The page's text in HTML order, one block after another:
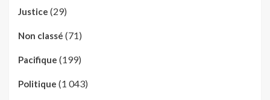
Justice (29)
Non classé (71)
Pacifique (199)
Politique (1 043)